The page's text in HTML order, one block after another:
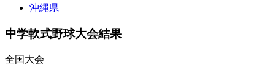
沖縄県
中学軟式野球大会結果
全国大会